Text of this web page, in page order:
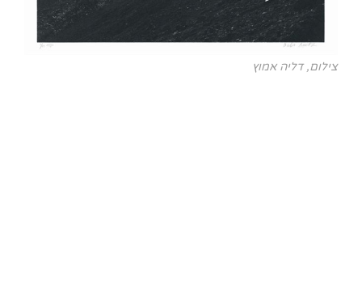
צילום, דליה אמוץ